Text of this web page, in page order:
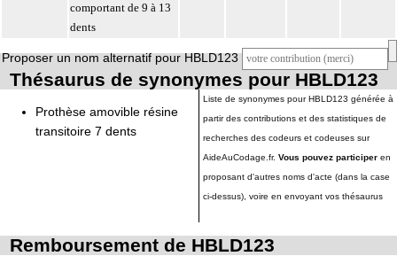
comportant de 9 à 13
dents
Proposer un nom alternatif pour HBLD123
Thésaurus de synonymes pour HBLD123
Prothèse amovible résine
transitoire 7 dents
Liste de synonymes pour HBLD123 générée à
partir des contributions et des statistiques de
recherches des codeurs et codeuses sur
AideAuCodage.fr. Vous pouvez participer en
proposant d'autres noms d'acte (dans la case
ci-dessus), voire en envoyant vos thésaurus
Remboursement de HBLD123